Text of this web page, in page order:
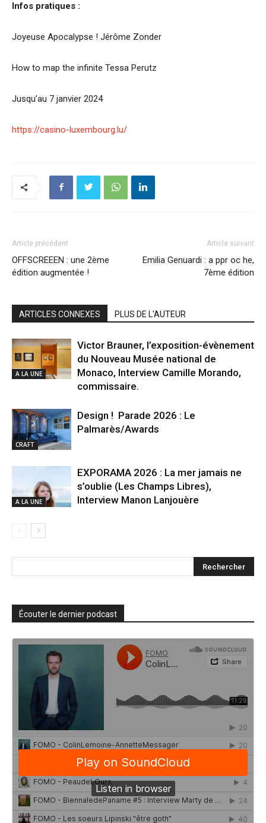
Infos pratiques :
Joyeuse Apocalypse ! Jérôme Zonder
How to map the infinite Tessa Perutz
Jusqu’au 7 janvier 2024
https://casino-luxembourg.lu/
Article précédent
OFFSCREEEN : une 2ème
édition augmentée !
Article suivant
Emilia Genuardi : a ppr oc he,
7ème édition
ARTICLES CONNEXES PLUS DE L'AUTEUR
A LA UNE
Victor Brauner, l’exposition-évènement
du Nouveau Musée national de
Monaco, Interview Camille Morando,
commissaire.
CRAFT
Design ! Parade 2026 : Le
Palmarès/Awards
A LA UNE
EXPORAMA 2026 : La mer jamais ne
s’oublie (Les Champs Libres),
Interview Manon Lanjouère
Écouter le dernier podcast